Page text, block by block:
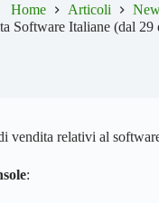
Home Articoli
Software Italiane (dal 29
vendita relativi al
: